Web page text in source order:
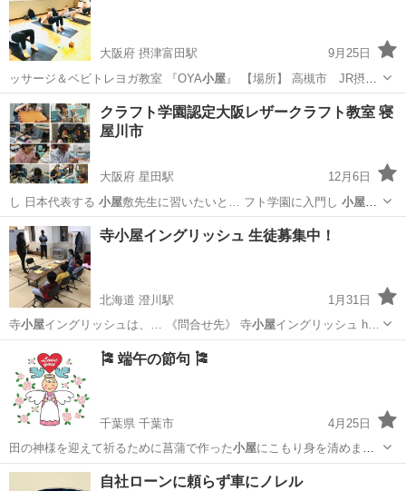
大阪府 摂津富田駅
9月25日
ッサージ＆ベビトレヨガ教室 『OYA小屋』 【場所】 高槻市 JR摂
津…
大阪 高槻市 摂津富田駅 その他 ベビトレヨガ
クラフト学園認定大阪レザークラフト教室 寝
屋川市
大阪府 星田駅
12月6日
し 日本代表する 小屋敷先生に習いたいと… フト学園に入門し 小屋敷
先生に指導してい…
大阪 寝屋川市 星田駅 レザークラフト
寺小屋イングリッシュ 生徒募集中！
北海道 澄川駅
1月31日
寺小屋 イングリッシュは、… 《問合せ先》 寺小屋イングリッシュ h…
札幌市 澄川駅 英語
🎏 端午の節句 🎏
千葉県 千葉市
4月25日
田の神様を迎えて祈るために菖蒲で作った小屋にこもり身を清めまし
た。 菖蒲は邪気を…
千葉 千葉市 その他 センター
自社ローンに頼らず車にノレル